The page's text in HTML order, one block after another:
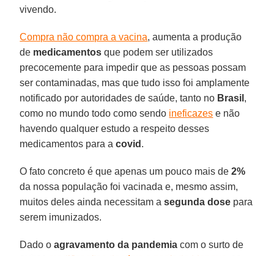
vivendo.
Compra não compra a vacina, aumenta a produção
de medicamentos que podem ser utilizados
precocemente para impedir que as pessoas possam
ser contaminadas, mas que tudo isso foi amplamente
notificado por autoridades de saúde, tanto no Brasil ,
como no mundo todo como sendo ineficazes e não
havendo qualquer estudo a respeito desses
medicamentos para acovid .
O fato concreto é que apenas um pouco mais de2%
da nossa população foi vacinada e, mesmo assim,
muitos deles ainda necessitam asegunda dose para
serem imunizados.
Dado oagravamento da pandemia com o surto de